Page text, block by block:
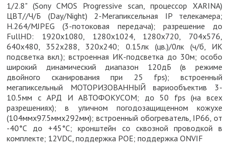
1/2.8" (Sony CMOS Progressive scan, процессор XARINA)
ЦВТ//Ч/Б (Day/Night) 2-Мегапиксельная IP телекамера;
H.264/MJPEG (3-потоковая передача); разрешение до
FullHD: 1920x1080, 1280x1024, 1280x720, 704x576,
640x480, 352x288, 320x240; 0.15лк (цв.)/0лк (ч/б, ИК
подсветка вкл.); встроенная ИК-подсветка до 30м; особо
широкий динамический диапазон 120дБ (в режиме
двойного сканирования при 25 fps); встроенный
мегапиксельный МОТОРИЗОВАННЫЙ вариообъектив 3-
10.5мм с АРД И АВТОФОКУСОМ; до 50 fps (на всех
разрешениях); в уличном погодозащищенном кожухе
(104ммx97.5ммx292мм); встроенный обогреватель, IP66, от
-40°С до +45°С; кронштейн со сквозной проводкой в
комплекте; 12VDC, поддержка POE; поддержка ONVIF